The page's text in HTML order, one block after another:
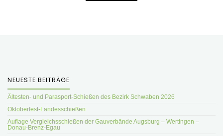
NEUESTE BEITRÄGE
Ältesten- und Parasport-Schießen des Bezirk Schwaben 2026
Oktoberfest-Landesschießen
Auflage Vergleichsschießen der Gauverbände Augsburg – Wertingen –
Donau-Brenz-Egau